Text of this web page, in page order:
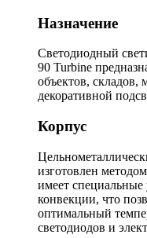
Назначение
Светодиодный
90 Turbine
объектов, складов,
декоративной
Корпус
изготовлен
имеет специальные
конвекции, что
оптимальный
светодиодов и